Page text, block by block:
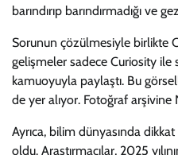
barındırıp barındırmadığı
Sorunun çözülmesiyle birlikte
gelişmeler sadece Curiosity ile
kamuoyuyla paylaştı. Bu
de yer alıyor. Fotoğraf
Ayrıca, bilim dünyasında
oldu. Araştırmacılar, 2025